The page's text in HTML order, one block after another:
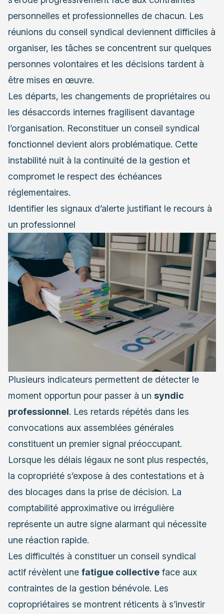
personnelles et professionnelles de chacun. Les
réunions du conseil syndical deviennent difficiles à
organiser, les tâches se concentrent sur quelques
personnes volontaires et les décisions tardent à
être mises en œuvre.
Les départs, les changements de propriétaires ou
les désaccords internes fragilisent davantage
l’organisation. Reconstituer un conseil syndical
fonctionnel devient alors problématique. Cette
instabilité nuit à la continuité de la gestion et
compromet le respect des échéances
réglementaires.
Identifier les signaux d’alerte justifiant le recours à
un professionnel
Plusieurs indicateurs permettent de détecter le
moment opportun pour passer à un syndic
professionnel. Les retards répétés dans les
convocations aux assemblées générales
constituent un premier signal préoccupant.
Lorsque les délais légaux ne sont plus respectés,
la copropriété s’expose à des contestations et à
des blocages dans la prise de décision. La
comptabilité approximative ou irrégulière
représente un autre signe alarmant qui nécessite
une réaction rapide.
Les difficultés à constituer un conseil syndical
actif révèlent une fatigue collective face aux
contraintes de la gestion bénévole. Les
copropriétaires se montrent réticents à s’investir